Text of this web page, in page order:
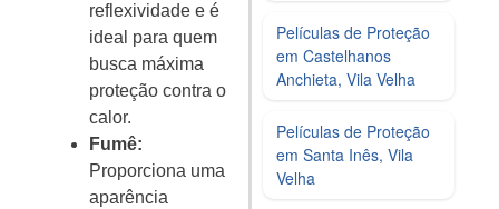
reflexividade e é
ideal para quem
busca máxima
proteção contra o
calor.
Fumê:
Proporciona uma
aparência
Películas de Proteção
em Castelhanos
Anchieta, Vila Velha
Películas de Proteção
em Santa Inês, Vila
Velha